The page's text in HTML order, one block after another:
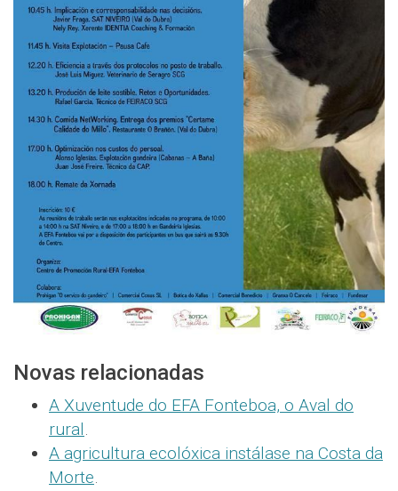
Novas relacionadas
A Xuventude do EFA Fonteboa, o Aval do
rural.
A agricultura ecolóxica instálase na Costa da
Morte.